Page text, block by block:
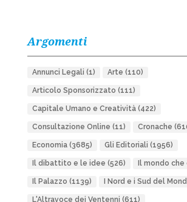
Argomenti
Annunci Legali (1) Arte (110)
Articolo Sponsorizzato (111)
Capitale Umano e Creatività(422)
Consultazione Online (11) Cronache
Economia(3685) Gli Editoriali (1956)
Il dibattito e le idee (526) Il mondo che
Il Palazzo (1139) I Nord e i Sud del
L'Altravoce dei Ventenni (611)